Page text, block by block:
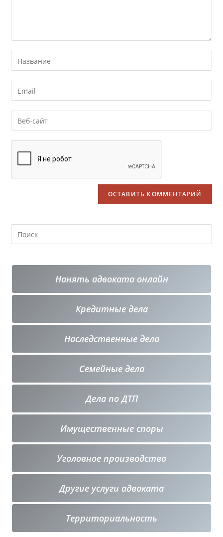
Нанять адвоката онлайн
Кредитные дела
Наследственные дела
Семейные дела
Дела по ДТП
Имущественные споры
Уголовное производство
Другие услуги адвоката
Территориальность